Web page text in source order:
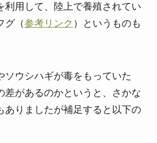
利用して、陸上で養殖されてい
グ（参考リンク ）というものも
ソウシハギが毒をもっていた
差があるのかというと、さかな
ありましたが補足すると以下の